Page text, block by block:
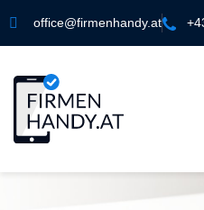
office@firmenhandy.at